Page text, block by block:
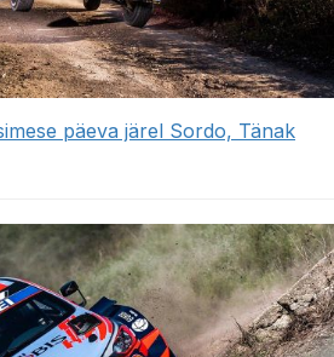
päeva järel Sordo, Tänak